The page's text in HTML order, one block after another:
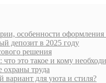
особенности
депозит в 2025 году
решения
это такое и кому
охраны труда
для уюта и стиля?